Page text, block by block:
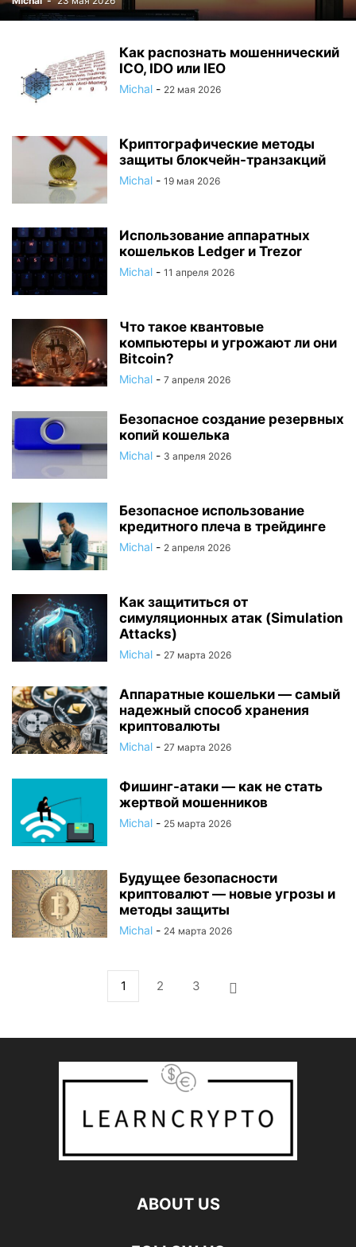
Как распознать мошеннический
ICO, IDO или IEO
Michal - 22 мая 2026
Криптографические методы
защиты блокчейн-транзакций
Michal - 19 мая 2026
Использование аппаратных
кошельков Ledger и Trezor
Michal - 11 апреля 2026
Что такое квантовые
компьютеры и угрожают ли они
Bitcoin?
Michal - 7 апреля 2026
Безопасное создание резервных
копий кошелька
Michal - 3 апреля 2026
Безопасное использование
кредитного плеча в трейдинге
Michal - 2 апреля 2026
Как защититься от
симуляционных атак (Simulation
Attacks)
Michal - 27 марта 2026
Аппаратные кошельки — самый
надежный способ хранения
криптовалюты
Michal - 27 марта 2026
Фишинг-атаки — как не стать
жертвой мошенников
Michal - 25 марта 2026
Будущее безопасности
криптовалют — новые угрозы и
методы защиты
Michal - 24 марта 2026
1 2 3
ABOUT US